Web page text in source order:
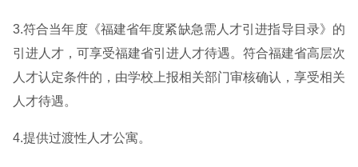
3.符合当年度《福建省年度紧缺急需人才引进指导目录》的
引进人才，可享受福建省引进人才待遇。符合福建省高层次
人才认定条件的，由学校上报相关部门审核确认，享受相关
人才待遇。
4.提供过渡性人才公寓。